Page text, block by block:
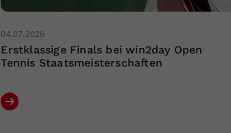
04.07.2026
Erstklassige Finals bei win2day Open
Tennis Staatsmeisterschaften